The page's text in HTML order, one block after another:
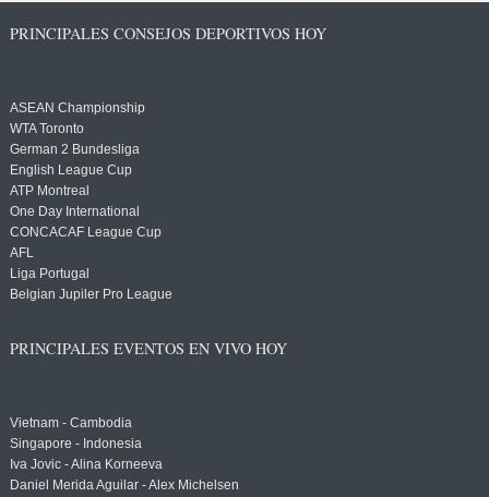
PRINCIPALES CONSEJOS DEPORTIVOS HOY
ASEAN Championship
WTA Toronto
German 2 Bundesliga
English League Cup
ATP Montreal
One Day International
CONCACAF League Cup
AFL
Liga Portugal
Belgian Jupiler Pro League
PRINCIPALES EVENTOS EN VIVO HOY
Vietnam - Cambodia
Singapore - Indonesia
Iva Jovic - Alina Korneeva
Daniel Merida Aguilar - Alex Michelsen